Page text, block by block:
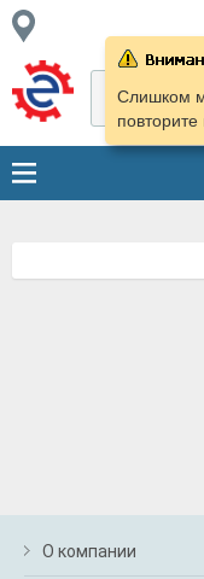
Слишком
повторите
О компании